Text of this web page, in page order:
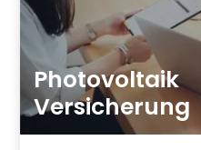
Photovoltaik
Versicherung